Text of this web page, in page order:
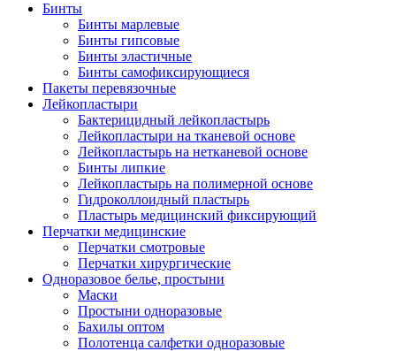
Бинты
Бинты марлевые
Бинты гипсовые
Бинты эластичные
Бинты самофиксирующиеся
Пакеты перевязочные
Лейкопластыри
Бактерицидный лейкопластырь
Лейкопластыри на тканевой основе
Лейкопластырь на нетканевой основе
Бинты липкие
Лейкопластырь на полимерной основе
Гидроколлоидный пластырь
Пластырь медицинский фиксирующий
Перчатки медицинские
Перчатки смотровые
Перчатки хирургические
Одноразовое белье, простыни
Маски
Простыни одноразовые
Бахилы оптом
Полотенца салфетки одноразовые